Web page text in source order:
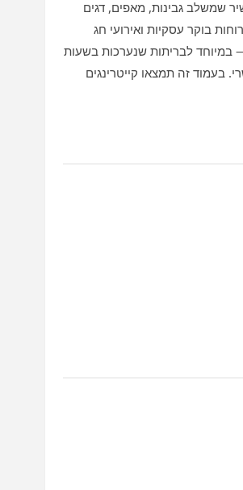
שמשלב גבינות, מאפים, דגים
בוקר עסקיות ואירועי חג
במיוחד לבריתות שנערכות בשעות
זה תמצאו קייטרינגים